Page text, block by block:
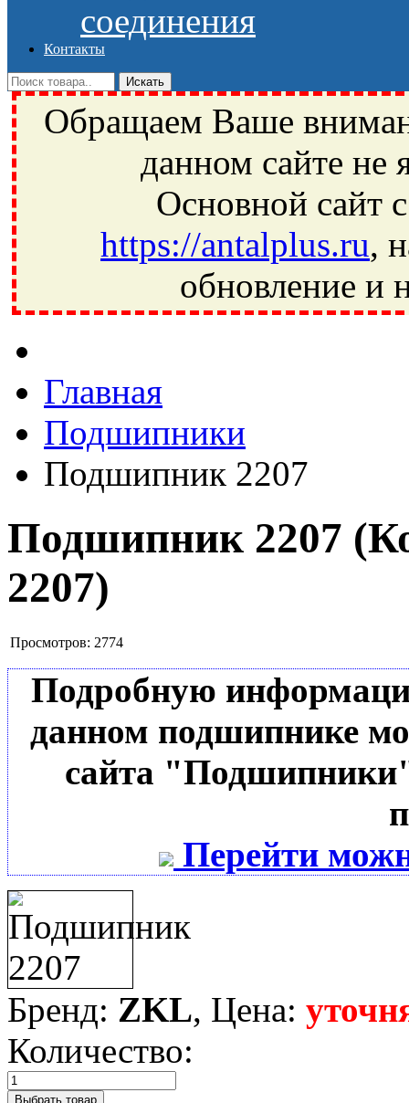
соединения
Контакты
Обращаем Ваше
данном сайте не
Основной сайт
https://antalplus.ru,
обновление и
Ивантеевка, подшипники, пневматика, метизы, техника,
Главная
Подшипники
Подшипник 2207
Подшипник 2207
2207)
Просмотров: 2774
Подробную
данном подшипнике
сайта
Перейти
Бренд: ZKL, Цена:
Количество: